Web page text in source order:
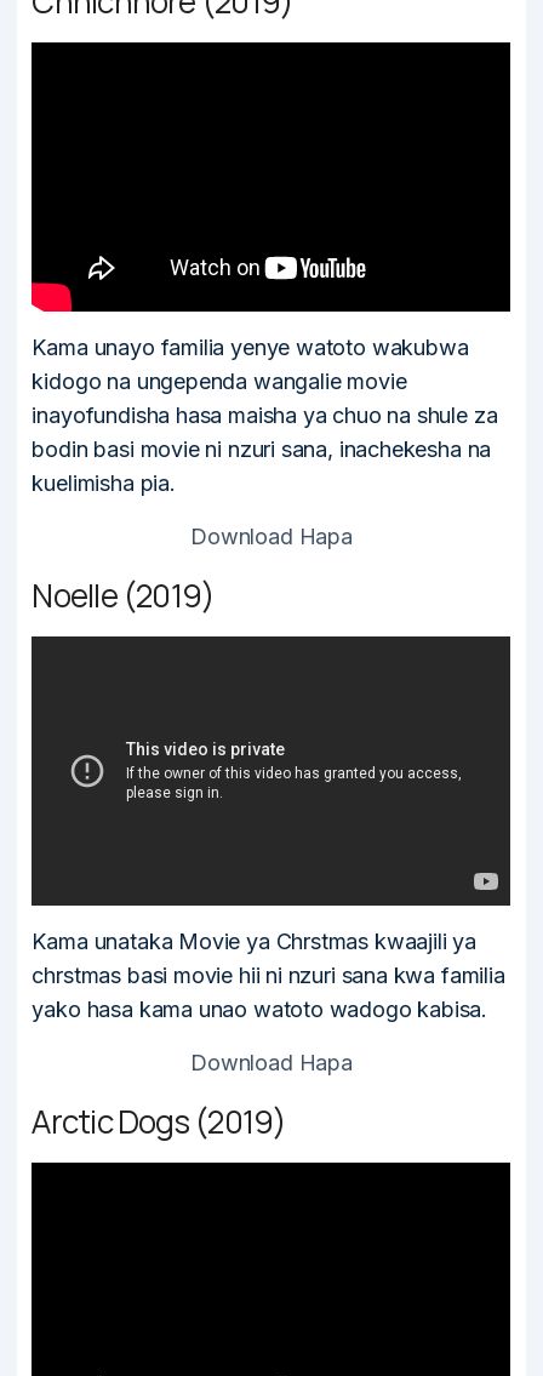
Kama unayo familia yenye watoto wakubwa
kidogo na ungependa wangalie movie
inayofundisha hasa maisha ya chuo na shule za
bodin basi movie ni nzuri sana, inachekesha na
kuelimisha pia.
Download Hapa
Noelle (2019)
Kama unataka Movie ya Chrstmas kwaajili ya
chrstmas basi movie hii ni nzuri sana kwa familia
yako hasa kama unao watoto wadogo kabisa.
Download Hapa
Arctic Dogs (2019)